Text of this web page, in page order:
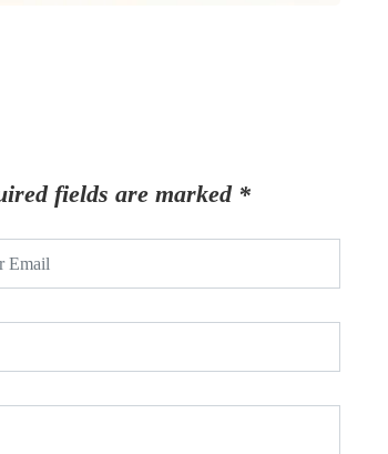
fields are marked *